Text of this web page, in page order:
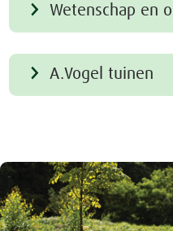
Wetenschap en
A.Vogel tuinen